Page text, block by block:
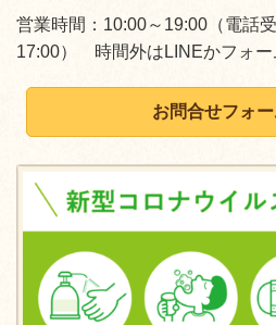
営業時間：10:00～19:00（電話
17:00） 時間外はLINEかフォー
お問合せフォ